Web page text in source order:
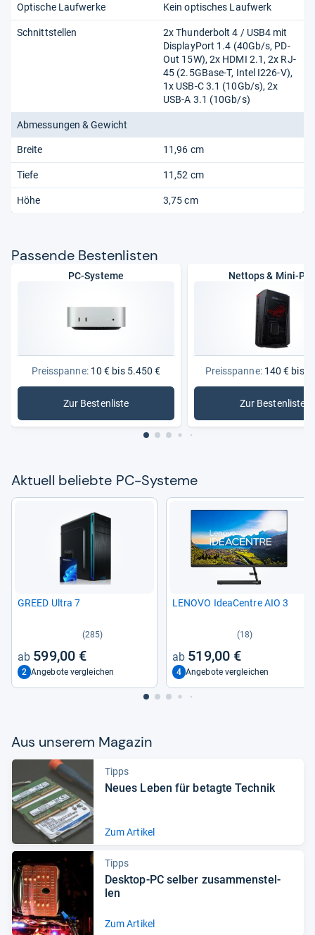
Optische Laufwerke Kein optisches Laufwerk
Schnittstellen
2x Thunderbolt 4 /​ USB4 mit
DisplayPort 1.4 (40Gb/​s, PD-
Out 15W), 2x HDMI 2.1, 2x RJ-
45 (2.5GBase-T, Intel I226-V),
1x USB-C 3.1 (10Gb/​s), 2x
USB-A 3.1 (10Gb/​s)
Abmessungen & Gewicht
Breite 11,96 cm
Tiefe 11,52 cm
Höhe 3,75 cm
Pas­sende Bes­ten­lis­ten
PC-Systeme
Preisspanne:10 € bis 5.450 €
Zur Bestenliste
: PC-Systeme
Nettops & Mini-
Preisspanne:140 € bis
Zur Bestenliste
: Nettops
Aktu­ell beliebte PC-​Sys­teme
GREED Ultra 7
(285)
599,00 €
2 Angebote vergleichen
LENOVO Ide­a­Cen­tre AIO 3
(18)
519,00 €
4 Angebote vergleichen
Aus unse­rem Maga­zin
Tipps
Neues Leben für betagte Tech­nik
Zum Artikel
Tipps
Desktop-​PC sel­ber zusam­men­stel­
len
Zum Artikel